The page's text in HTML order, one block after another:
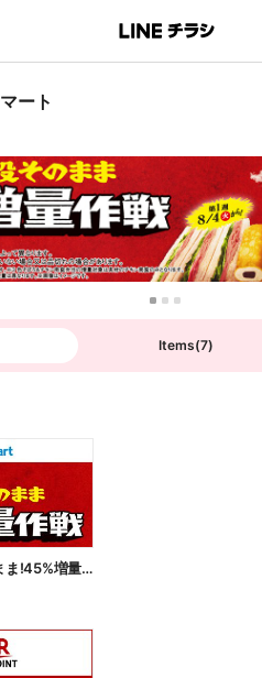
ート
Items(7)
【おトク】お値段そのまま!45%増量作戦!